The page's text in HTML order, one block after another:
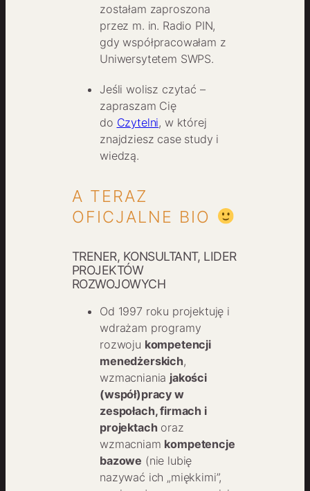
zostałam zaproszona
przez m. in. Radio PIN,
gdy współpracowałam z
Uniwersytetem SWPS.
Jeśli wolisz czytać –
zapraszam Cię
do Czytelni, w której
znajdziesz case study i
wiedzą.
A TERAZ
OFICJALNE BIO
TRENER, KONSULTANT, LIDER
PROJEKTÓW
ROZWOJOWYCH
Od 1997 roku projektuję i
wdrażam programy
rozwoju kompetencji
menedżerskich,
wzmacniania jakości
(współ)pracy w
zespołach, firmach i
projektach oraz
wzmacniam kompetencje
bazowe (nie lubię
nazywać ich „miękkimi”,